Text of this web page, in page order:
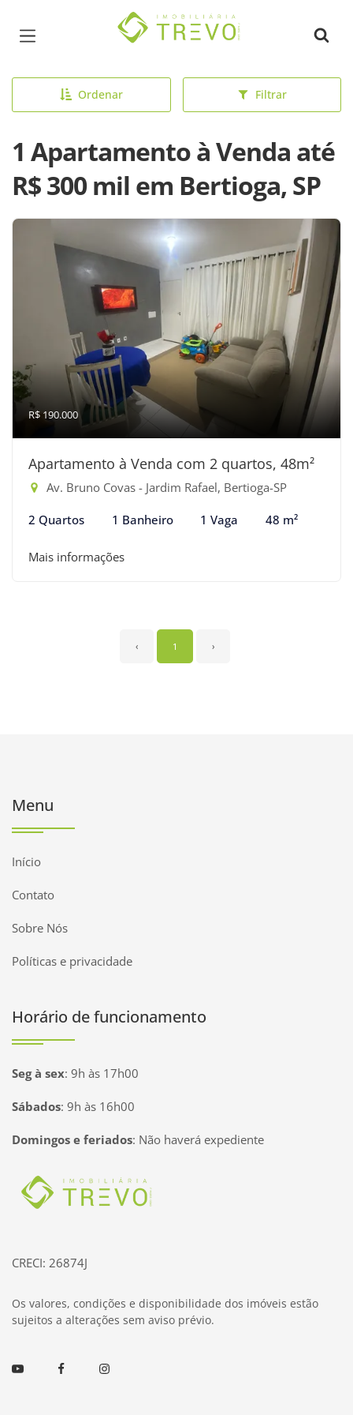
Página inicial
Ordenar Filtrar
1 Apartamento à Venda até
R$ 300 mil em Bertioga, SP
R$ 190.000
Apartamento à Venda com 2 quartos, 48m²
Av. Bruno Covas - Jardim Rafael, Bertioga-SP
2 Quartos 1 Banheiro 1 Vaga 48 m²
Mais informações
‹ 1 ›
Menu
Início
Contato
Sobre Nós
Políticas e privacidade
Horário de funcionamento
Seg à sex: 9h às 17h00
Sábados: 9h às 16h00
Domingos e feriados: Não haverá expediente
Página inicial
CRECI: 26874J
Os valores, condições e disponibilidade dos imóveis estão
sujeitos a alterações sem aviso prévio.
Youtube FacebookInstagram